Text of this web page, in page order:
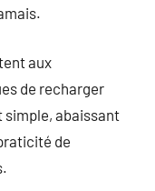
aux
de recharger
simple, abaissant
de